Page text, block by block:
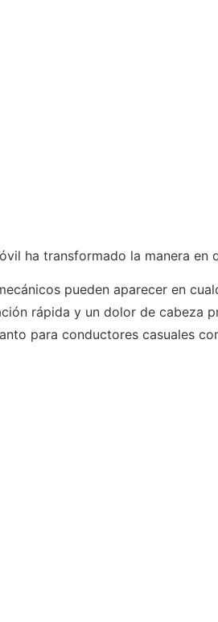
ha transformado la manera en
pueden aparecer en
rápida y un dolor de cabeza
para conductores casuales